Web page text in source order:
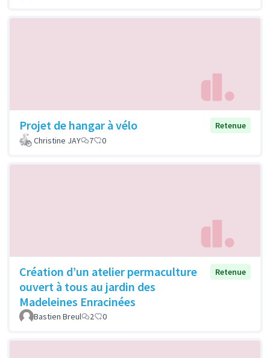
Projet de hangar à vélo
Retenue
Christine JAY
7 0
Création d’un atelier permaculture
ouvert à tous au jardin des
Madeleines Enracinées
Retenue
Bastien Breul 2 0